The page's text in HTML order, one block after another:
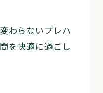
わらないプレハ
を快適に過ごし